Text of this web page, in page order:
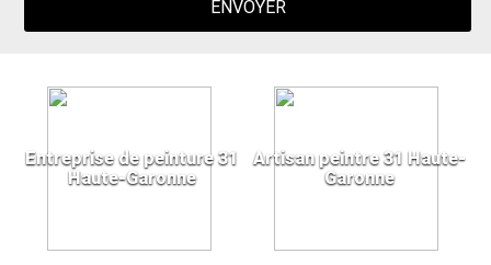
Entreprise de peinture 31
Haute-Garonne
Artisan peintre 31 Haute-
Garonne